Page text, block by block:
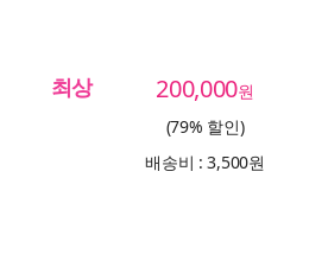
최상 200,000원
(79% 할인)
배송비 : 3,500원